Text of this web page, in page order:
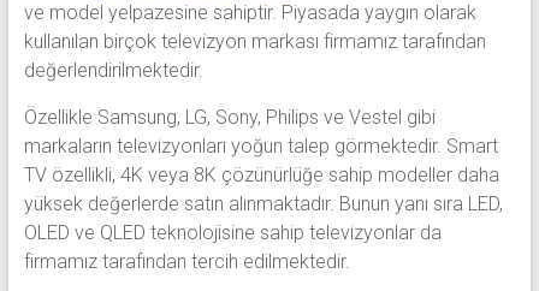
ve model yelpazesine sahiptir. Piyasada yaygın olarak
kullanılan birçok televizyon markası firmamız tarafından
değerlendirilmektedir.
Özellikle Samsung, LG, Sony, Philips ve Vestel gibi
markaların televizyonları yoğun talep görmektedir. Smart
TV özellikli, 4K veya 8K çözünürlüğe sahip modeller daha
yüksek değerlerde satın alınmaktadır. Bunun yanı sıra LED,
OLED ve QLED teknolojisine sahip televizyonlar da
firmamız tarafından tercih edilmektedir.